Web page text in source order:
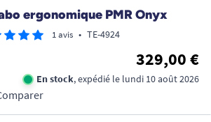
ergonomique PMR Onyx
1 avis • TE-4924
329,00 €
En stock, expédié le lundi 10 août 2026